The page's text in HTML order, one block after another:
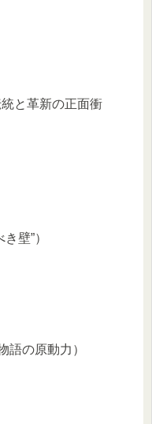
と革新の正面衝
壁”）
語の原動力）